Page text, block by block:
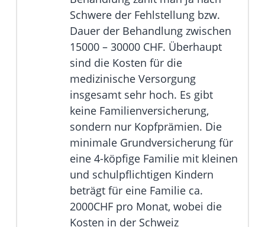
Schwere der Fehlstellung bzw.
Dauer der Behandlung zwischen
15000 – 30000 CHF. Überhaupt
sind die Kosten für die
medizinische Versorgung
insgesamt sehr hoch. Es gibt
keine Familienversicherung,
sondern nur Kopfprämien. Die
minimale Grundversicherung für
eine 4-köpfige Familie mit kleinen
und schulpflichtigen Kindern
beträgt für eine Familie ca.
2000CHF pro Monat, wobei die
Kosten in der Schweiz